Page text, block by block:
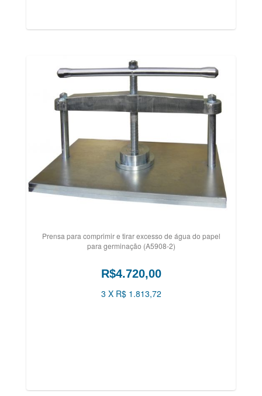
Prensa para comprimir e tirar excesso de água do papel
para germinação (A5908-2)
R$4.720,00
3 X R$ 1.813,72